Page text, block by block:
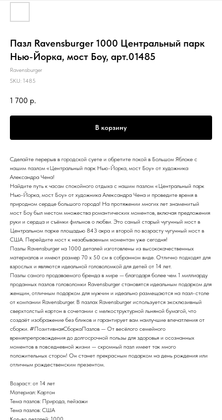
Пазл Ravensburger 1000 Центральный парк
Нью-Йорка, мост Боу, арт.01485
Ravensburger
SKU: 1485
1 700 р.
В корзину
Сделайте перерыв в городской суете и обретите покой в Большом Яблоке с
нашим пазлом «Центральный парк Нью-Йорка, мост Боу» от художника
Александра Чена!
Найдите путь к часам спокойного отдыха с нашим пазлом «Центральный парк
Нью-Йорка, мост Боу» от художника Александра Чена и проведите время в
природном сердце большого города! На протяжении многих лет знаменитый
мост Боу был местом множества романтических моментов, включая предложения
руки и сердца и съёмки фильмов о любви. Это самый старый чугунный мост в
Центральном парке площадью 843 акра и второй по возрасту чугунный мост в
США. Перейдите мост к незабываемым моментам уже сегодня!
Пазлы Ravensburger на 1000 деталей изготовлены из высококачественных
материалов и имеют размер 70 x 50 см в собранном виде. Отлично подходят для
взрослых и являются идеальной головоломкой для детей от 14 лет.
Пазлы самого продаваемого бренда в мире — благодаря более чем 1 миллиарду
проданных пазлов головоломки Ravensburger становятся идеальным подарком для
женщин, отличным подарком для мужчин и идеально размещаются на пазл-столе
от компании Ravensburger. В пазлах Ravensburger используется эксклюзивный
сверхтолстый картон в сочетании с мелкоструктурной льняной бумагой, что
создаёт изображение без бликов и гарантирует вам наилучшие впечатления от
сборки. #ПозитивнаяСборкаПазлов — От весёлого семейного
времяпрепровождения до долгосрочной пользы для здоровья и осознанных
моментов в повседневной жизни — скромный пазл имеет так много
положительных сторон! Он станет прекрасным подарком на день рождения или
отличным рождественским презентом.
Возраст: от 14 лет
Материал: Картон
Тема пазлов: Природа, пейзажи
Тема пазлов: США